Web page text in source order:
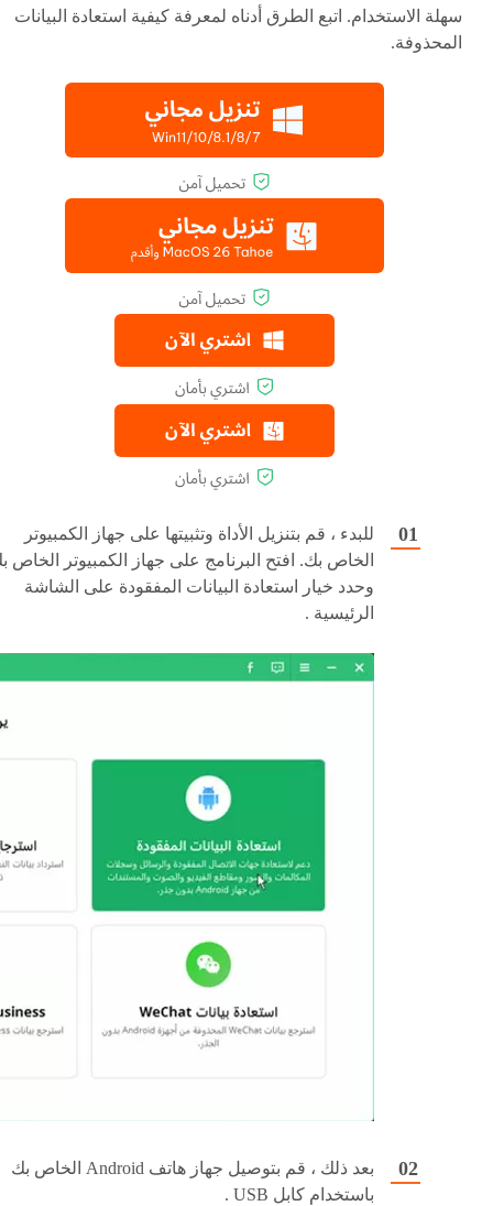
سهلة الاستخدام. اتبع الطرق أدناه لمعرفة كيفية استعادة البيانات
المحذوفة.
للبدء ، قم بتنزيل الأداة وتثبيتها على جهاز الكمبيوتر
الخاص بك. افتح البرنامج على جهاز الكمبيوتر الخاص
وحدد خيار استعادة البيانات المفقودة على الشاشة
الرئيسية .
بعد ذلك ، قم بتوصيل جهاز هاتف Android الخاص بك
باستخدام كابل USB .